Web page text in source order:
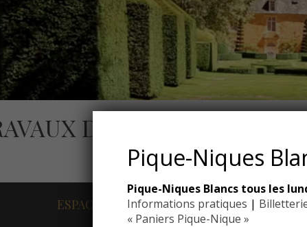
DES JARDINIERS
ESPACE PRESSE
Pique-Niques
Pique-Niques Blancs tous les
Informations pratiques |
« Paniers Pique-Nique »